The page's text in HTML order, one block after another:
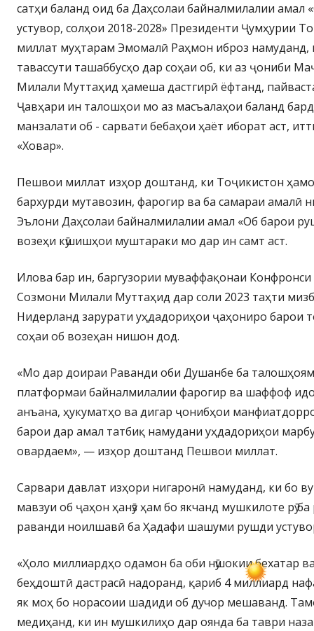
сатҳи баланд оид ба Даҳсолаи байналмилалии амал
устувор, солҳои 2018-2028» Президенти Ҷумҳурии
миллат муҳтарам Эмомалӣ Раҳмон иброз
тавассути ташаббусҳо дар соҳаи об, ки аз ҷониби
Милали Муттаҳид ҳамеша дастгирӣ ёфтанд,
Ҷавҳари ин талошҳои мо аз масъалаҳои баланд
манзалати об - сарвати бебаҳои ҳаёт иборат аст,
«Ховар».
Пешвои миллат изҳор доштанд, ки Тоҷикистон
бархурди мутавозин, фарогир ва ба самараи амалӣ
Эълони Даҳсолаи байналмилалии амал «Об барои
возеҳи кӯшишҳои муштараки мо дар ин самт аст.
Илова бар ин, баргузории муваффақонаи
Созмони Милали Муттаҳид дар соли 2023 таҳти
Нидерланд зарурати уҳдадориҳои ҷаҳониро барои
соҳаи об возеҳан нишон дод.
«Мо дар доираи Раванди оби Душанбе ба
платформаи байналмилалии фарогир ва шаффоф
анъана, ҳукуматҳо ва дигар ҷонибҳои
барои дар амал татбиқ намудани уҳдадориҳои
овардаем», — изҳор доштанд Пешвои миллат.
Сарвари давлат изҳори нигаронӣ намуданд, ки бо
мавзуи об ҷаҳон ҳанӯз ҳам бо якчанд мушкилоте рӯ
раванди ноилшавӣ ба Ҳадафи шашуми рушди
«Ҳоло миллиардҳо одамон ба оби нӯшокии бехатар
беҳдоштӣ дастрасӣ надоранд, қариб 4 миллиард
як моҳ бо норасоии шадиди об дучор мешаванд.
медиҳанд, ки ин мушкилиҳо дар оянда ба таври